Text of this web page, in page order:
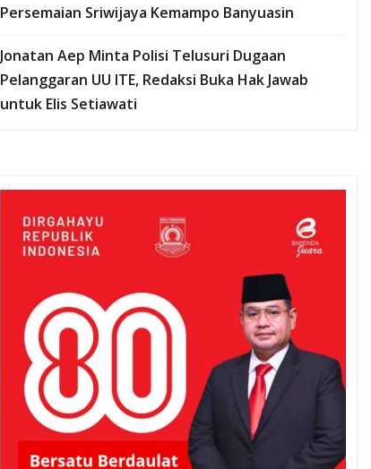
Persemaian Sriwijaya Kemampo Banyuasin
Jonatan Aep Minta Polisi Telusuri Dugaan
Pelanggaran UU ITE, Redaksi Buka Hak Jawab
untuk Elis Setiawati